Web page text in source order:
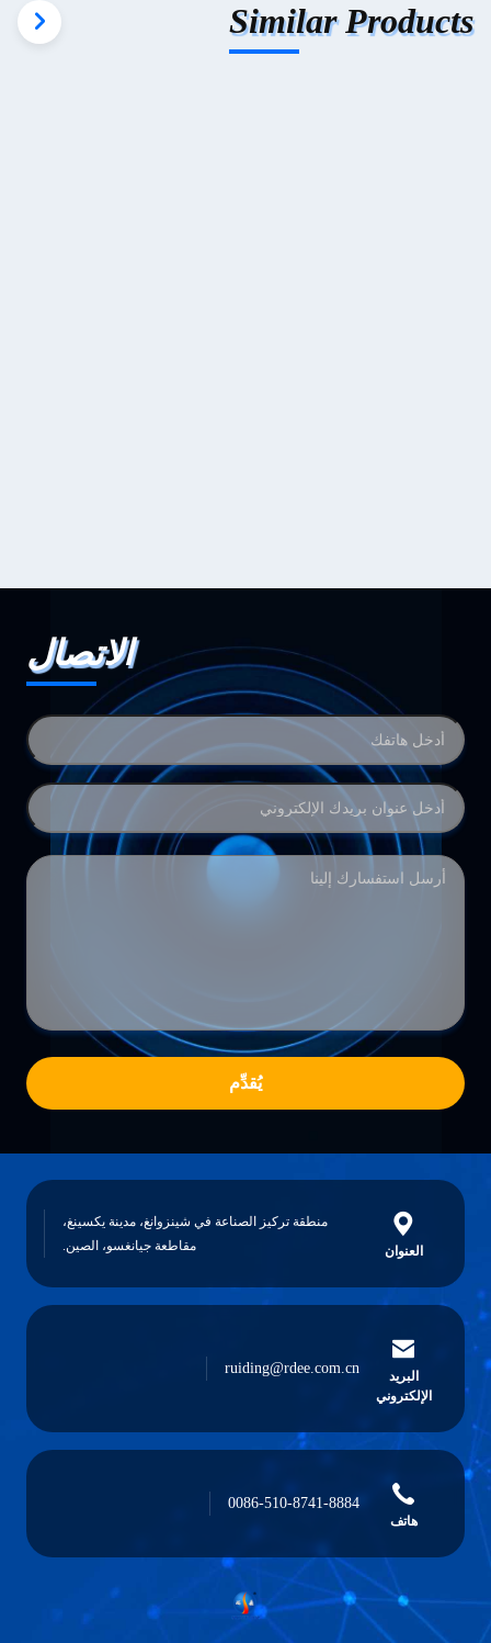
Similar Products
الاتصال
يُقدِّم
العنوان
منطقة تركيز الصناعة في شينزوانغ، مدينة يكسينغ،
مقاطعة جيانغسو، الصين.
البريد
الإلكتروني
ruiding@rdee.com.cn
هاتف
0086-510-8741-8884